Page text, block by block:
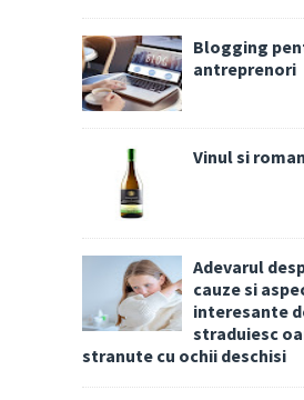
Blogging
antreprenori
Vinul si
Adevarul
cauze si
interesante
straduiesc
stranute cu ochii deschisi